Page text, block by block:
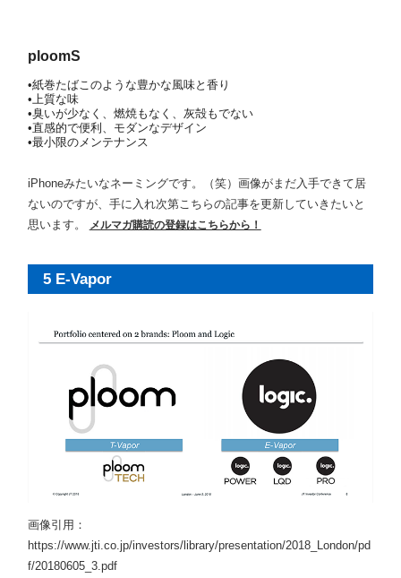
ploomS
•紙巻たばこのような豊かな風味と香り
•上質な味
•臭いが少なく、燃焼もなく、灰殻もでない
•直感的で便利、モダンなデザイン
•最小限のメンテナンス
iPhoneみたいなネーミングです。（笑）画像がまだ入手できて居
ないのですが、手に入れ次第こちらの記事を更新していきたいと
思います。
メルマガ購読の登録はこちらから！
5 E-Vapor
画像引用：
https://www.jti.co.jp/investors/library/presentation/2018_London/pd
f/20180605_3.pdf